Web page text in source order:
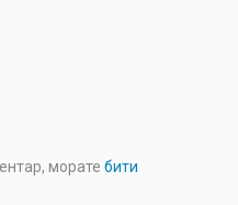
морате бити